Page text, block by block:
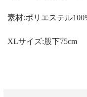
素材:ポリエステル
XLサイズ:股下75cm